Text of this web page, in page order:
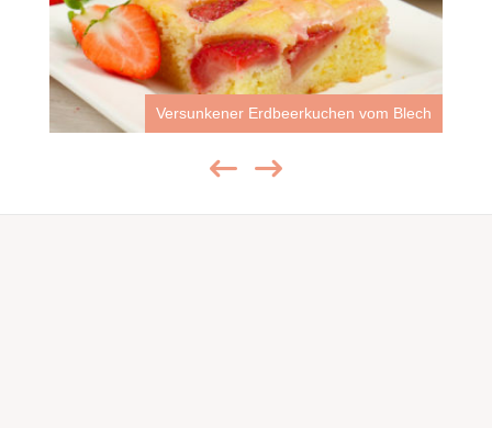
Erdbeer- Brownies | fruchtig-schokoladige